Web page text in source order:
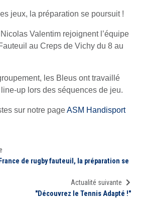
jeux, la préparation se poursuit !
Valentim rejoignent l’équipe
au Creps de Vichy du 8 au
les Bleus ont travaillé
up lors des séquences de jeu.
sur notre pageASM Handisport
de rugby fauteuil, la préparation se
Actualité suivante
"Découvrez le Tennis Adapté !"